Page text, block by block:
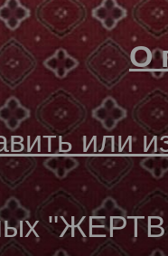
О
или